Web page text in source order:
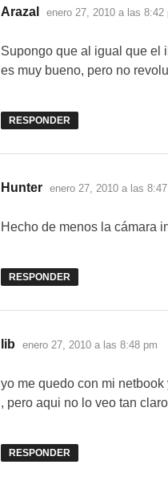
Arazal dice:
enero 27, 2010 a las 8:42
Supongo que al igual que el
es muy bueno, pero no
RESPONDER
Hunter dice:
enero 27, 2010 a las
Hecho de menos la cámara
RESPONDER
lib dice:
enero 27, 2010 a las 8:48 pm
yo me quedo con mi
, pero aqui no lo veo tan claro
RESPONDER